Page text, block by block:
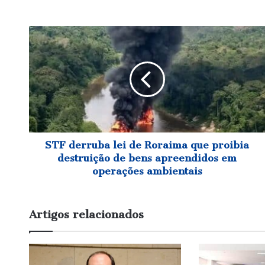
STF
derruba
lei
de
Roraima
que
proibia
destruição
de
bens
apreendidos
STF derruba lei de Roraima que proibia
destruição de bens apreendidos em
operações ambientais
Artigos relacionados